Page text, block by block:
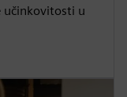
učinkovitosti u